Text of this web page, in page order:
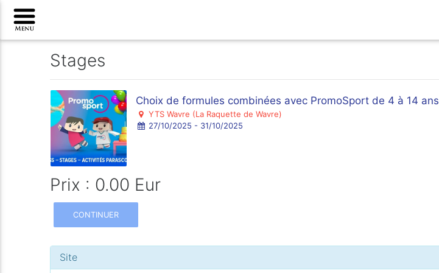
Stages
Choix de formules combinées avec PromoSport de 4 à 14 ans
YTS Wavre (La Raquette de Wavre)
27/10/2025 - 31/10/2025
Prix : 0.00 Eur
CONTINUER
Site